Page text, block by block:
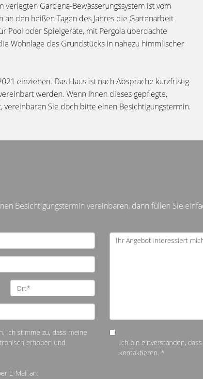
Gardena-Bewässerungssystem ist vom
den heißen Tagen des Jahres die Gartenarbeit
Pool oder Spielgeräte, mit Pergola überdachte
Wohnlage des Grundstücks in nahezu himmlischer
einziehen. Das Haus ist nach Absprache kurzfristig
werden. Wenn Ihnen dieses gepflegte,
Sie doch bitte einen Besichtigungstermin.
Besichtigungstermin vereinbaren, dann füllen Sie
Ich stimme zu, dass meine
erhoben und
E-Mail an:
Ich bin einverstanden,
kontaktieren. *